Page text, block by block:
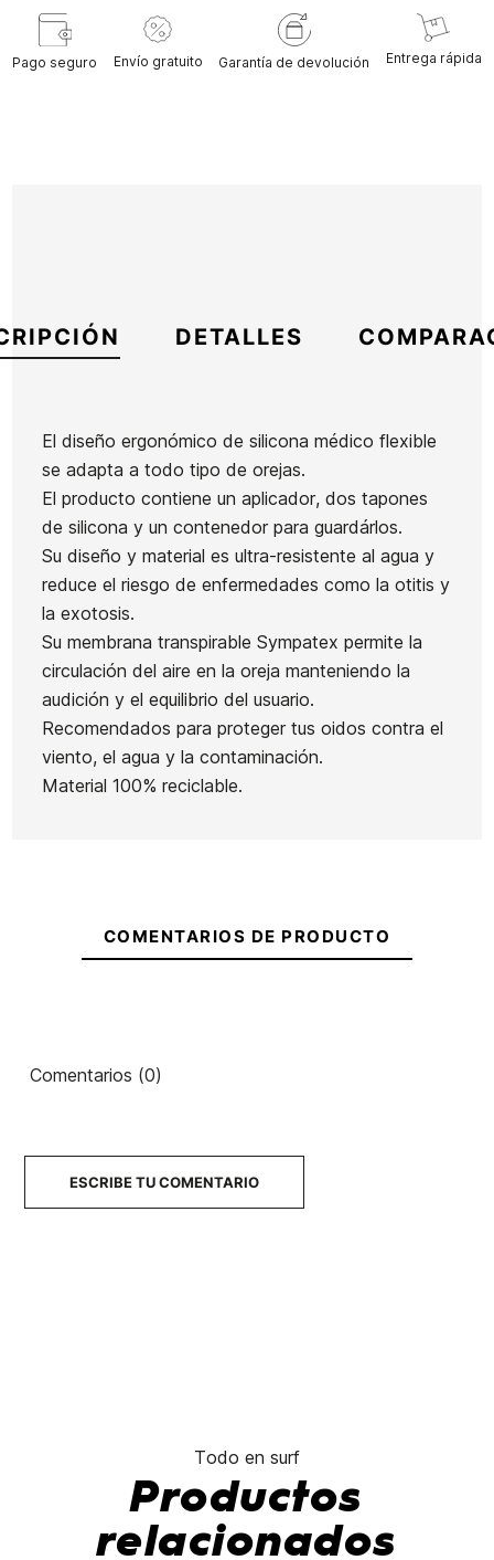
Pago seguro Envío gratuito Garantía de devolución Entrega rápida
DETALLES
El diseño ergonómico de silicona médico flexible
se adapta a todo tipo de orejas.
El producto contiene un aplicador, dos tapones
de silicona y un contenedor para guardárlos.
Su diseño y material es ultra-resistente al agua y
reduce el riesgo de enfermedades como la otitis y
la exotosis.
Su membrana transpirable Sympatex permite la
circulación del aire en la oreja manteniendo la
audición y el equilibrio del usuario.
Recomendados para proteger tus oidos contra el
viento, el agua y la contaminación.
Material 100% reciclable.
Marca EQ
ReferenciaEQ-VAVAX28261
En stock 36 Artículos
Ean13 21034755
Invento
Premium
One XT
Grip
Slater
Stepup
5 piece
FCSII
Performer
Black Tri
Retail
Grip firewire Weekend
52,00 € 52,00 € 50,00 €
COMENTARIOS DE PRODUCTO
Comentarios (0)
ESCRIBE TU COMENTARIO
Todo en surf
Productos
relacionados